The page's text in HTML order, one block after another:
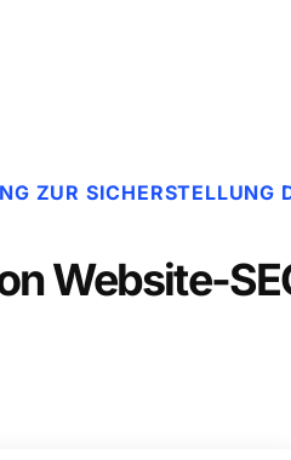
ZUR SICHERSTELLUNG
Website-